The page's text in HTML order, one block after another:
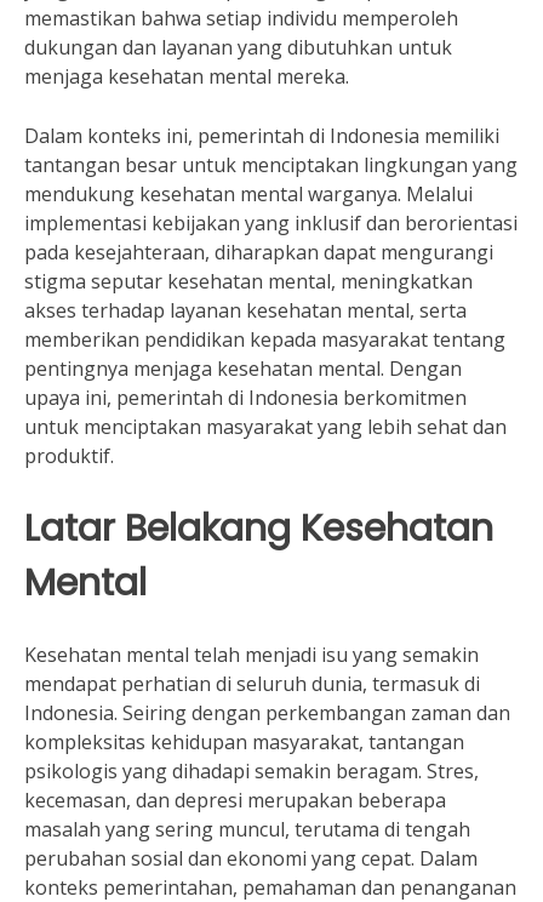
memastikan bahwa setiap individu memperoleh
dukungan dan layanan yang dibutuhkan untuk
menjaga kesehatan mental mereka.
Dalam konteks ini, pemerintah di Indonesia memiliki
tantangan besar untuk menciptakan lingkungan yang
mendukung kesehatan mental warganya. Melalui
implementasi kebijakan yang inklusif dan berorientasi
pada kesejahteraan, diharapkan dapat mengurangi
stigma seputar kesehatan mental, meningkatkan
akses terhadap layanan kesehatan mental, serta
memberikan pendidikan kepada masyarakat tentang
pentingnya menjaga kesehatan mental. Dengan
upaya ini, pemerintah di Indonesia berkomitmen
untuk menciptakan masyarakat yang lebih sehat dan
produktif.
Latar Belakang Kesehatan
Mental
Kesehatan mental telah menjadi isu yang semakin
mendapat perhatian di seluruh dunia, termasuk di
Indonesia. Seiring dengan perkembangan zaman dan
kompleksitas kehidupan masyarakat, tantangan
psikologis yang dihadapi semakin beragam. Stres,
kecemasan, dan depresi merupakan beberapa
masalah yang sering muncul, terutama di tengah
perubahan sosial dan ekonomi yang cepat. Dalam
konteks pemerintahan, pemahaman dan penanganan